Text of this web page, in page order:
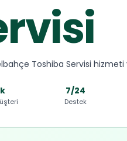
Toshiba Servisi hizmeti
7/24
Destek